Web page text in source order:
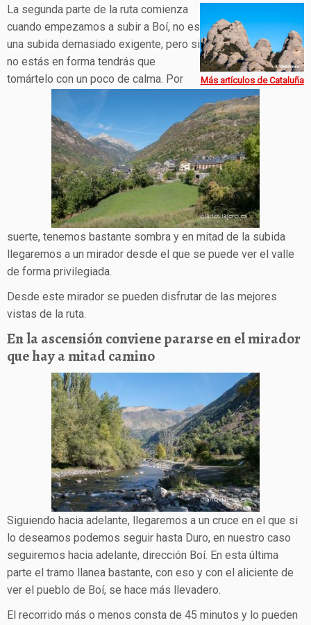
Más artículos de Cataluña
La segunda parte de la ruta comienza
cuando empezamos a subir a Boí, no es
una subida demasiado exigente, pero si
no estás en forma tendrás que
tomártelo con un poco de calma. Por
suerte, tenemos bastante sombra y en mitad de la subida
llegaremos a un mirador desde el que se puede ver el valle
de forma privilegiada.
Desde este mirador se pueden disfrutar de las mejores
vistas de la ruta.
En la ascensión conviene pararse en el mirador
que hay a mitad camino
Siguiendo hacia adelante, llegaremos a un cruce en el que si
lo deseamos podemos seguir hasta Duro, en nuestro caso
seguiremos hacia adelante, dirección Boí. En esta última
parte el tramo llanea bastante, con eso y con el aliciente de
ver el pueblo de Boí, se hace más llevadero.
El recorrido más o menos consta de 45 minutos y lo pueden